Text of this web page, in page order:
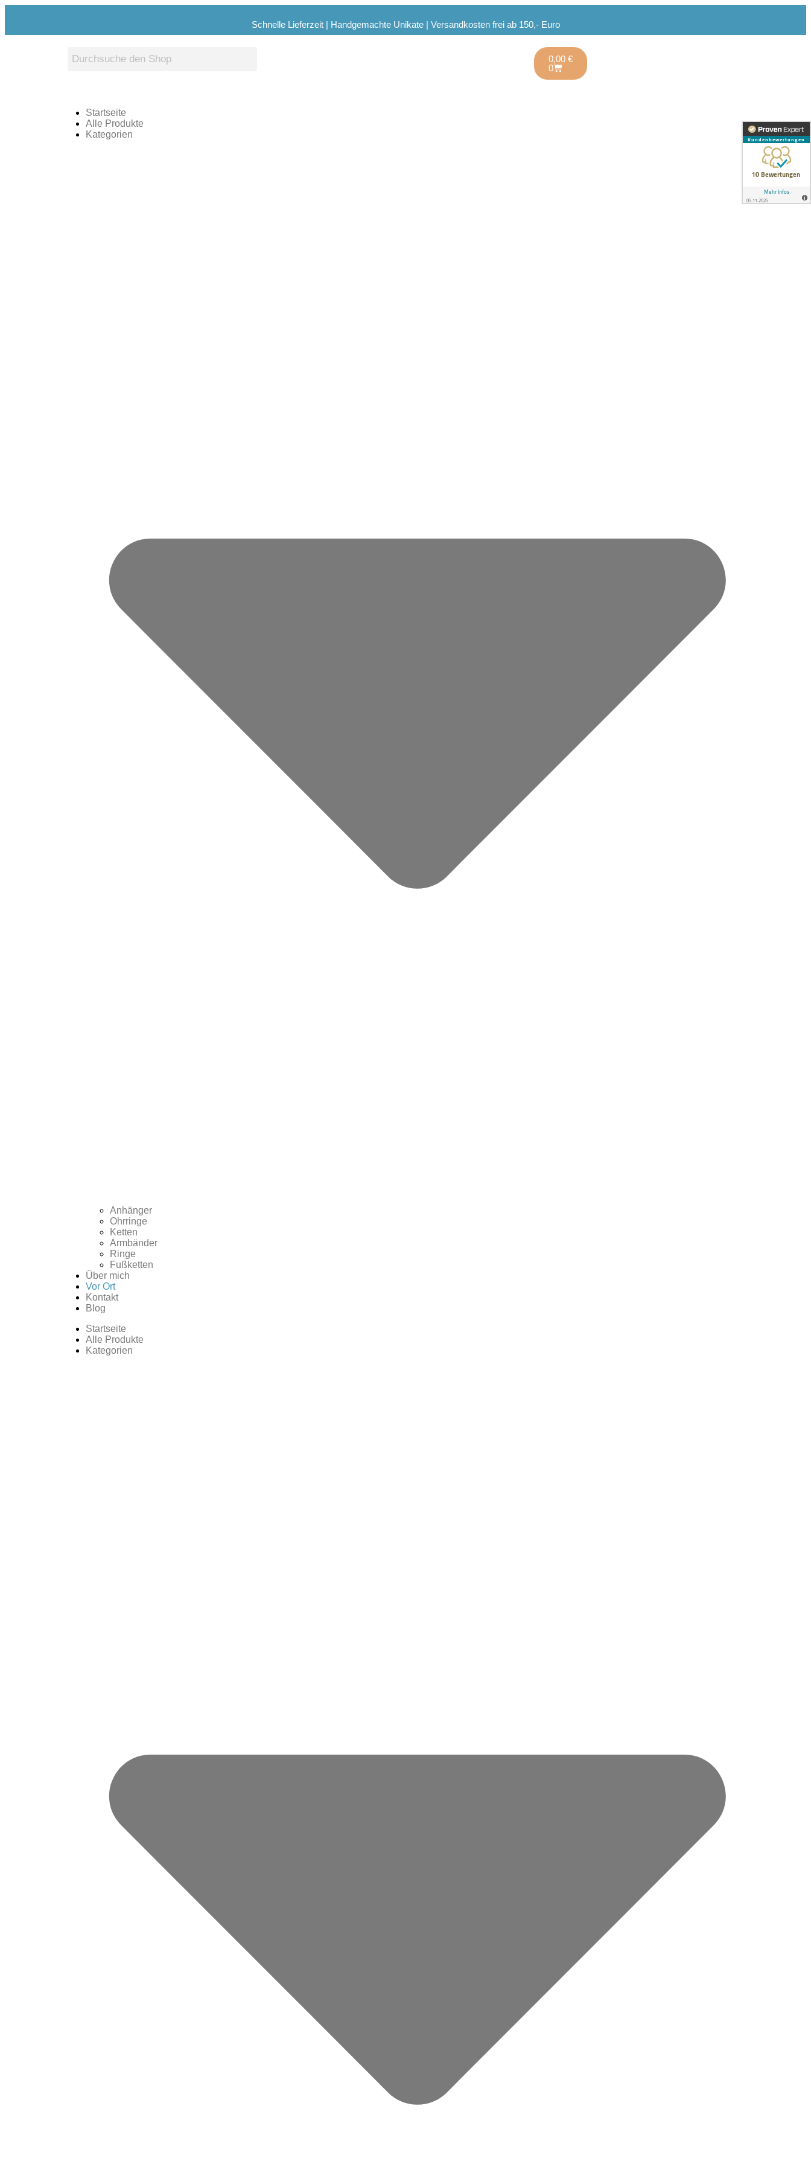
Schnelle Lieferzeit | Handgemachte Unikate | Versandkosten frei ab 150,- Euro
0,00€
0
Startseite
Alle Produkte
Kategorien
Anhänger
Ohrringe
Ketten
Armbänder
Ringe
Fußketten
Über mich
Vor Ort
Kontakt
Blog
Startseite
Alle Produkte
Kategorien